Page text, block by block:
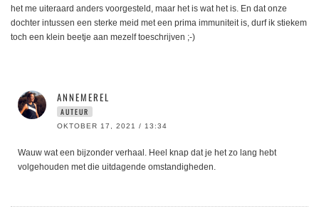
het me uiteraard anders voorgesteld, maar het is wat het is. En dat onze
dochter intussen een sterke meid met een prima immuniteit is, durf ik stiekem
toch een klein beetje aan mezelf toeschrijven ;-)
ANNEMEREL
AUTEUR
OKTOBER 17, 2021 / 13:34
Wauw wat een bijzonder verhaal. Heel knap dat je het zo lang hebt
volgehouden met die uitdagende omstandigheden.